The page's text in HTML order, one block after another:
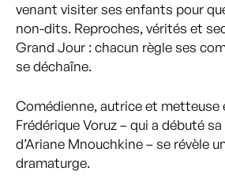
venant visiter ses enfants pour
non-dits. Reproches, vérités et
Grand Jour : chacun règle ses
se déchaîne.
Comédienne, autrice et metteuse
Frédérique Voruz – qui a débuté
d’Ariane Mnouchkine – se révèle
dramaturge.